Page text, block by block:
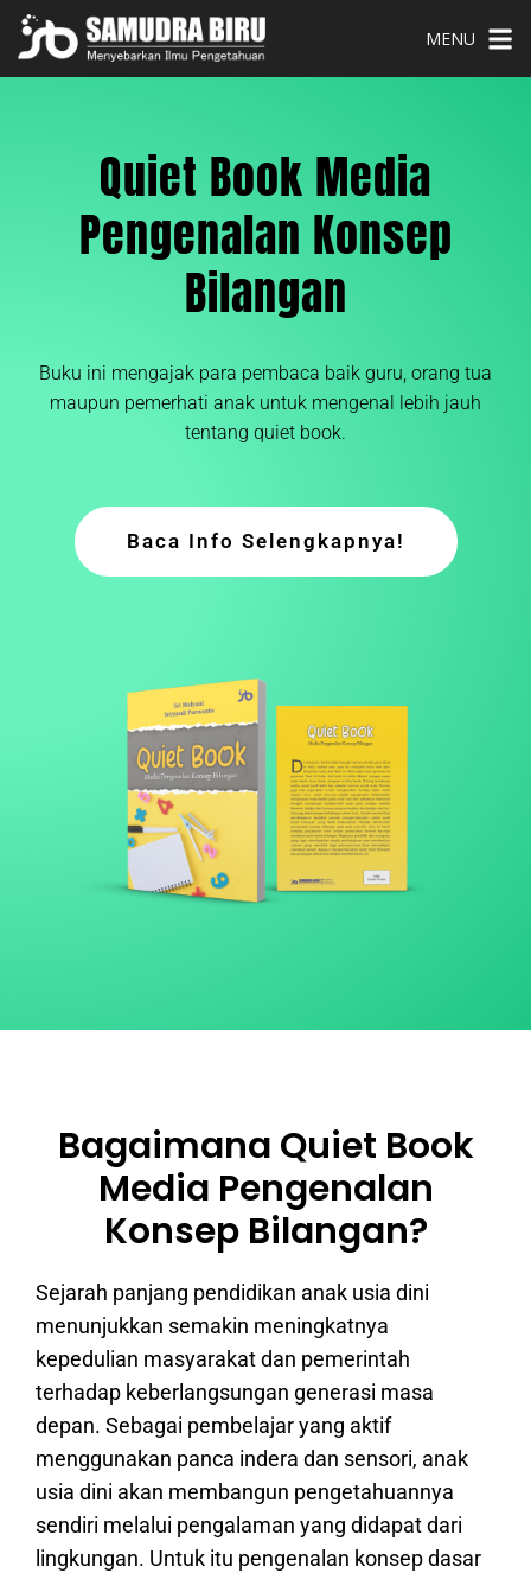
MENU
Quiet Book Media
Pengenalan Konsep
Bilangan
Buku ini mengajak para pembaca baik guru, orang tua
maupun pemerhati anak untuk mengenal lebih jauh
tentang quiet book.
Baca Info Selengkapnya!
Bagaimana Quiet Book
Media Pengenalan
Konsep Bilangan?
Sejarah panjang pendidikan anak usia dini
menunjukkan semakin meningkatnya
kepedulian masyarakat dan pemerintah
terhadap keberlangsungan generasi masa
depan. Sebagai pembelajar yang aktif
menggunakan panca indera dan sensori, anak
usia dini akan membangun pengetahuannya
sendiri melalui pengalaman yang didapat dari
lingkungan. Untuk itu pengenalan konsep dasar